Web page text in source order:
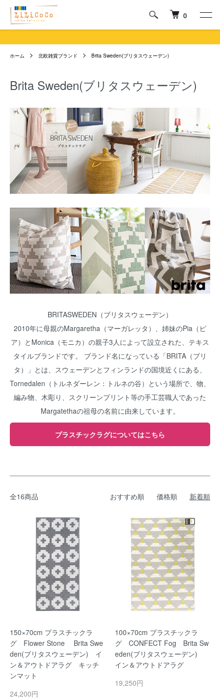
0
ホーム 北欧雑貨ブランド Brita Sweden(ブリタスウェーデン)
Brita Sweden(ブリタスウェーデン)
BRITASWEDEN（ブリタスウェーデン）
2010年に母親のMargaretha（マーガレッタ）、姉妹のPia（ピ
ア）とMonica（モニカ）の親子3人によって設立された、テキス
タイルブランドです。 ブランド名になっている「BRITA（ブリ
タ）」とは、スウェーデンとフィンランドの国境近くにある、
Tornedalen（トルネダーレン：トルネの谷）という場所で、物、
編み物、木彫り、スクリーンプリント等の手工芸職人であった
Margatethaの祖母の名前に由来しています。
プラスチックラグについてはこちら
全16商品 おすすめ順 価格順 新着順
150×70cm プラスチックラ
グ Flower Stone Brita Swe
den(ブリタスウェーデン) イ
ン＆アウトドアラグ キッチ
ンマット
24,200円
100×70cm プラスチックラ
グ CONFECT Fog Brita Sw
eden(ブリタスウェーデン)
イン＆アウトドアラグ
19,250円